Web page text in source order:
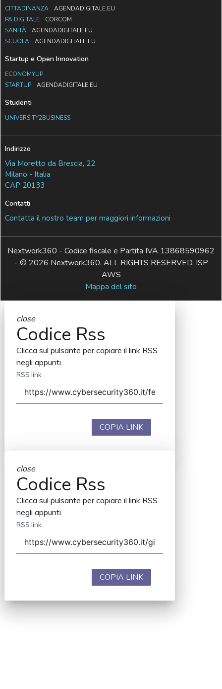
CITTADINANZA
AGENDADIGITALE.EU
PA DIGITALE
CORCOM
SANITÀ
AGENDADIGITALE.EU
SCUOLA
AGENDADIGITALE.EU
Startup e Open Innovation
ECONOMYUP
STARTUP
AGENDADIGITALE.EU
Studenti
UNIVERSITY2BUSINESS
Indirizzo
Via Moretto da Brescia, 22
Milano - Italia
CAP 20133
Contatti
Contatta il nostro team per maggiori informazioni
Nextwork360 - Codice fiscale e Partita IVA 13868590962
- © 2026 Nextwork360. ALL RIGHTS RESERVED. ISP
AWS
Mappa del sito
close
Codice Rss
Clicca sul pulsante per copiare il link RSS
negli appunti.
RSS link
COPIA LINK
close
Codice Rss
Clicca sul pulsante per copiare il link RSS
negli appunti.
RSS link
COPIA LINK